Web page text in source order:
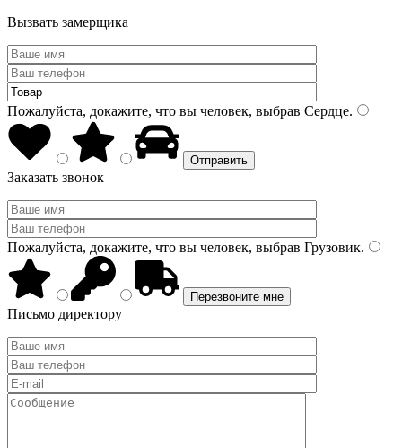
Вызвать замерщика
Пожалуйста, докажите, что вы человек, выбрав Сердце.
Заказать звонок
Пожалуйста, докажите, что вы человек, выбрав Грузовик.
Письмо директору